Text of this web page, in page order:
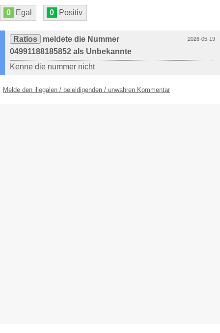
0 Egal 0 Positiv
2026-05-19
Ratlos
meldete die Nummer
04991188185852 als Unbekannte
Kenne die nummer nicht
Melde den illegalen / beleidigenden / unwahren Kommentar